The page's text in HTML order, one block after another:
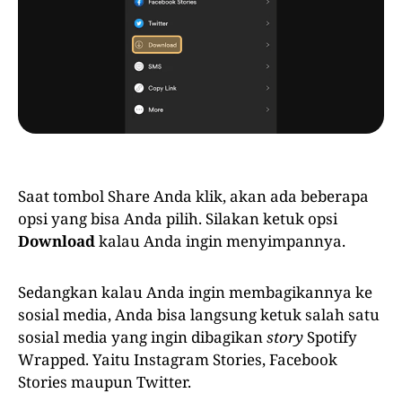
Saat tombol Share Anda klik, akan ada beberapa
opsi yang bisa Anda pilih. Silakan ketuk opsi
Downloadkalau Anda ingin menyimpannya.
Sedangkan kalau Anda ingin membagikannya ke
sosial media, Anda bisa langsung ketuk salah satu
sosial media yang ingin dibagikanstorySpotify
Wrapped. Yaitu Instagram Stories, Facebook
Stories maupun Twitter.